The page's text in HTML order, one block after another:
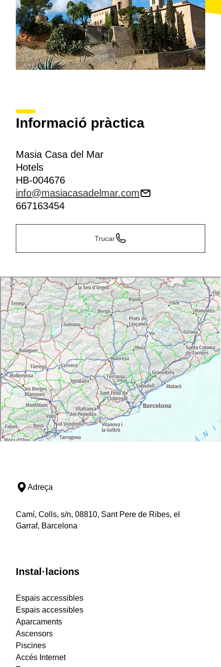
Informació pràctica
Masia Casa del Mar
Hotels
HB-004676
info@masiacasadelmar.com
667163454
Trucar
Adreça
Camí, Colls, s/n, 08810, Sant Pere de Ribes, el
Garraf, Barcelona
Instal·lacions
Espais accessibles
Espais accessibles
Aparcaments
Ascensors
Piscines
Accés Internet